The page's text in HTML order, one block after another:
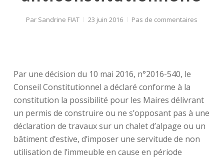
Par Sandrine FIAT 23 juin 2016 Pas de commentaires
Par une décision du 10 mai 2016, n°2016-540, le
Conseil Constitutionnel a déclaré conforme à la
constitution la possibilité pour les Maires délivrant
un permis de construire ou ne s’opposant pas à une
déclaration de travaux sur un chalet d’alpage ou un
bâtiment d’estive, d’imposer une servitude de non
utilisation de l’immeuble en cause en période